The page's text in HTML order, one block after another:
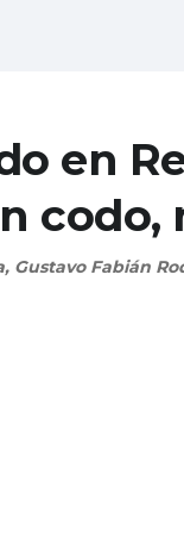
en
codo,
Gustavo Fabián